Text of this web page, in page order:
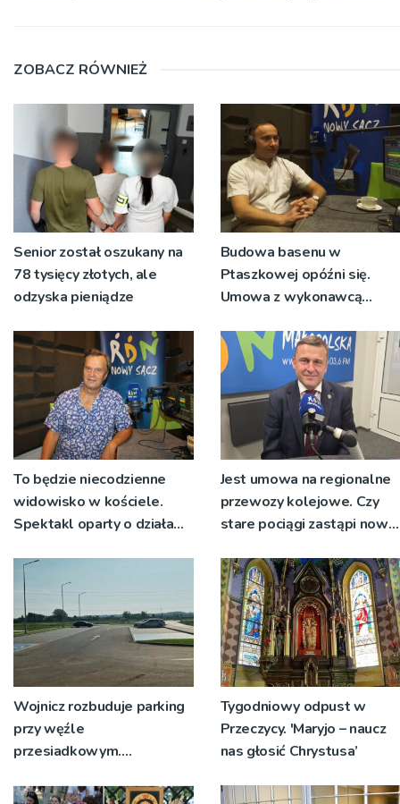
ZOBACZ RÓWNIEŻ
Senior został oszukany na
78 tysięcy złotych, ale
odzyska pieniądze
Budowa basenu w
Ptaszkowej opóźni się.
Umowa z wykonawcą
nie zostanie podpisana
To będzie niecodzienne
widowisko w kościele.
Spektakl oparty o działa
Jest umowa na regionalne
przewozy kolejowe. Czy
stare pociągi zastąpi nowy
Wojnicz rozbuduje parking
przy węźle
przesiadkowym.
miejsc
Tygodniowy odpust w
Przeczycy. 'Maryjo – naucz
nas głosić Chrystusa’